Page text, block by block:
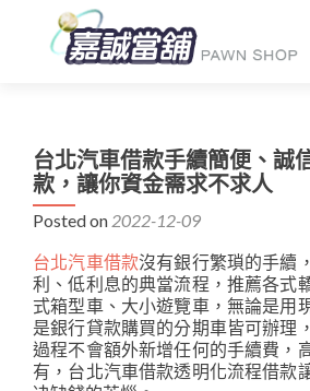
台北汽車借款手續簡便、誠
款，讓你資金需求不求人
Posted on 2022-12-09
台北汽車借款沒有銀行繁瑣的手續
利、低利息的典當流程，推薦各式
式箱型車、大小遊覽車，無論是用
是銀行貸款購買的分期車皆可辦理
過程不會額外新增任何的手續費，
有，台北汽車借款透明化流程借款